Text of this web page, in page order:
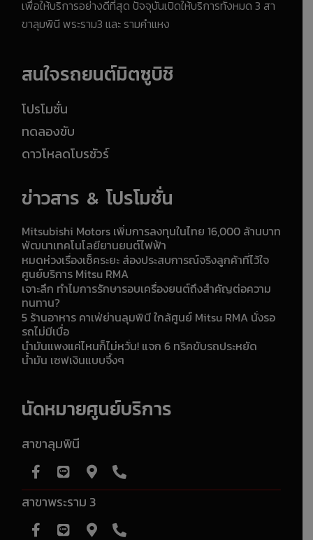
เพื่อให้บริการอย่างดีที่สุด ปัจจุบันเปิดให้บริการทั้งหมด 3 สา
ขาลุมพินี พระราม3 และ รามคำแหง
สนใจรถยนต์มิตซูบิชิ
โปรโมชั่น
ทดลองขับ
ดาวโหลดโบรชัวร์
ข่าวสาร & โปรโมชั่น
Mitsubishi Motors เพิ่มการลงทุนในไทย 16,000 ล้านบาท
พัฒนาเทคโนโลยียานยนต์ไฟฟ้า
หมดห่วงเรื่องเช็คระยะ ส่องประสบการณ์จริงลูกค้าที่ไว้ใจ
ศูนย์บริการ Mitsu RMA
เจาะลึก ทำไมการรักษารอบเครื่องยนต์ถึงสำคัญต่อความ
ทนทาน?
5 ร้านอาหาร คาเฟ่ย่านลุมพินี ใกล้ศูนย์ Mitsu RMA นั่งรอ
รถไม่มีเบื่อ
น้ำมันแพงแค่ไหนก็ไม่หวั่น! แจก 6 ทริคขับรถประหยัด
น้ำมัน เซฟเงินแบบจึ้งๆ
นัดหมายศูนย์บริการ
สาขาลุมพินี
สาขาพระราม 3